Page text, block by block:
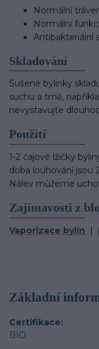
Normální
Normální
Antibakteriální
Skladování
Sušené bylinky
suchu a tmě,
nevystavujte
Použití
1-2 čajové lžičky
doba louhování jsou
Nálev můžeme
Zajímavosti z
Vaporizace bylin |
Základní
Certifikace
BIO